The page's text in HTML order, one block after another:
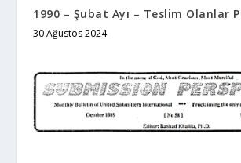
1990 – Şubat Ayı – Teslim Olanlar
30 Ağustos 2024